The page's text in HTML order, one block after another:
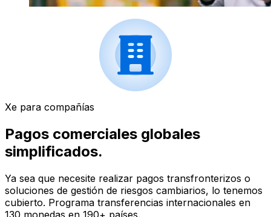
Xe para compañías
Pagos comerciales globales
simplificados.
Ya sea que necesite realizar pagos transfronterizos o
soluciones de gestión de riesgos cambiarios, lo tenemos
cubierto. Programa transferencias internacionales en